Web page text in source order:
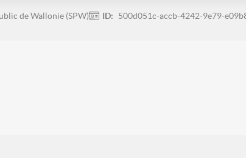
de Wallonie (SPW) ID: 500d051c-accb-4242-9e79-